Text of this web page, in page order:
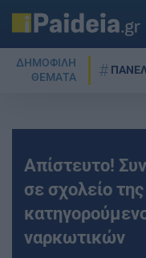
ΔΗΜΟΦΙΛΗ
ΘΕΜΑΤΑ
Aπίστευτο!
σε σχολείο
ναρκωτικών